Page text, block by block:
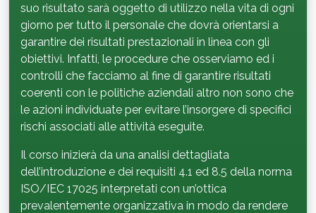
suo risultato sarà oggetto di utilizzo nella vita di ogni
giorno per tutto il personale che dovrà orientarsi a
garantire dei risultati prestazionali in linea con gli
obiettivi. Infatti, le procedure che osserviamo ed i
controlli che facciamo al fine di garantire risultati
coerenti con le politiche aziendali altro non sono che
le azioni individuate per evitare l’insorgere di specifici
rischi associati alle attività eseguite.
Il corso inizierà da una analisi dettagliata
dell’introduzione e dei requisiti 4.1 ed 8.5 della norma
ISO/IEC 17025 interpretati con un’ottica
prevalentemente organizzativa in modo da rendere